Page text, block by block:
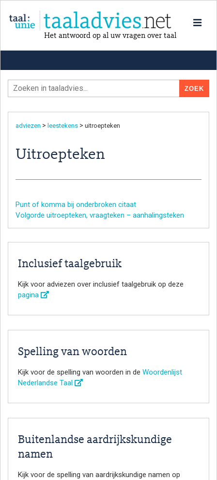
Het antwoord op al uw vragen over taal
adviezen > leestekens > uitroepteken
Uitroepteken
Punt of komma bij onderbroken citaat
Volgorde uitroepteken, vraagteken – aanhalingsteken
Inclusief taalgebruik
Kijk voor adviezen over inclusief taalgebruik op deze
pagina
Spelling van woorden
Kijk voor de spelling van woorden in de Woordenlijst
Nederlandse Taal
Buitenlandse aardrijkskundige
namen
Kijk voor de spelling van aardrijkskundige namen op